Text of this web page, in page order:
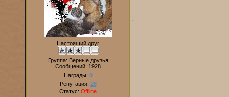
Настоящий друг
Группа: Верные друзья
Сообщений: 1928
Награды: 0
Репутация: 28
Статус: Offline